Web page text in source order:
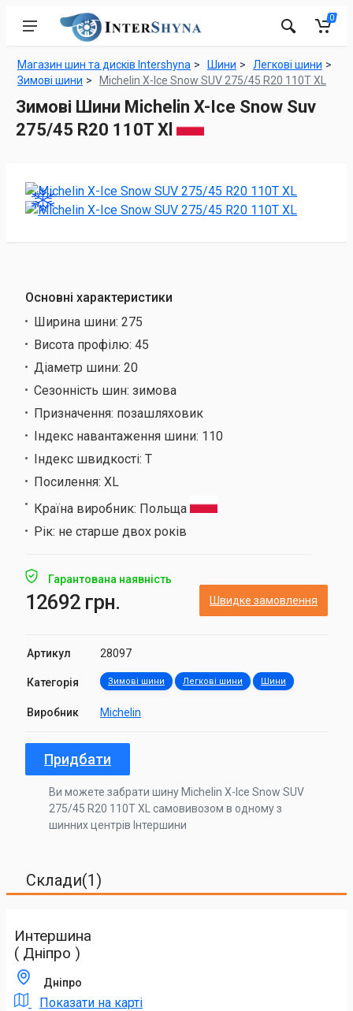
0
Магазин шин та дисків Intershyna Шини
Легкові шини
Зимові шини
Michelin X-Ice Snow SUV 275/45 R20 110T XL
Зимові Шини Michelin X-Ice Snow Suv
275/45 R20 110T Xl
Основні характеристики
Ширина шини: 275
Висота профілю: 45
Діаметр шини: 20
Сезонність шин: зимова
Призначення: позашляховик
Індекс навантаження шини: 110
Індекс швидкості: T
Посилення: XL
Країна виробник: Польща
Рік: не старше двох років
Гарантована наявність
12692 грн. Швидке замовлення
Артикул 28097
Категорія Зимові шини Легкові шини Шини
Виробник Michelin
Придбати
Ви можете забрати шину Michelin X-Ice Snow SUV
275/45 R20 110T XL самовивозом в одному з
шинних центрів Інтершини
Склади(1)
Интершина
( Дніпро )
Дніпро
Показати на карті